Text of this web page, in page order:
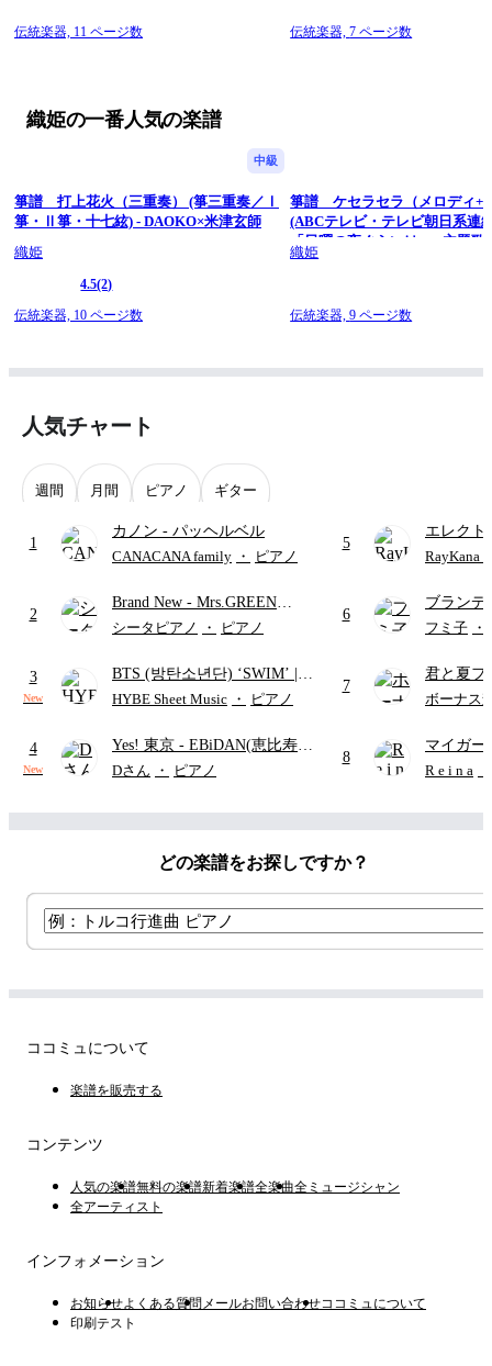
伝統楽器, 11 ページ数 伝統楽器,7 ページ数
織姫の一番人気の楽譜
中級
箏譜 打上花火（三重奏） (箏三重奏／Ⅰ
箏・Ⅱ箏・十七絃) - DAOKO×米津玄師
織姫
4.5(2)
伝統楽器, 10 ページ数
箏譜 ケセラセラ（メロディ+
(ABCテレビ・テレビ朝日系連
「日曜の夜ぐらいは...」主題歌
GREEN APPLE
織姫
伝統楽器,9 ページ数
人気チャート
週間 月間 ピアノ ギター
1
カノン - パッヘルベル
CANACANA family ・ ピアノ
2
Brand New - Mrs.GREEN
APPLE
シータピアノ ・ ピアノ
3
New
BTS (방탄소년단) ‘SWIM’ |
Intermediate- BTS (방탄소년
HYBE Sheet Music ・ ピアノ
4
New
Yes! 東京 - EBiDAN(恵比寿学
園男子部) (難易
ド・ペダル付き)
Dさん ・ ピアノ
5
エレク
ディズニ
RayKana
6
ブラン
ハン・ゼ
フミ子 ・
7
君と夏
ボーナス
8
マイガ
R e i n a
どの楽譜をお探しですか？
ココミュについて
楽譜を販売する
コンテンツ
人気の楽譜無料の楽譜新着楽譜全楽曲全ミュージシャン
全アーティスト
インフォメーション
お知らせよくある質問 メールお問い合わせココミュについて
印刷テスト